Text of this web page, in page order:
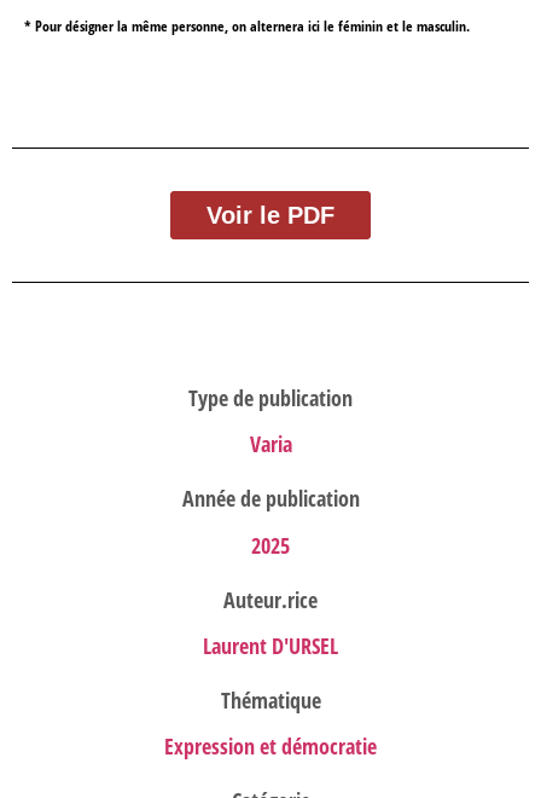
* Pour désigner la même personne, on alternera ici le féminin et le masculin.
Voir le PDF
Type de publication
Varia
Année de publication
2025
Auteur.rice
Laurent D'URSEL
Thématique
Expression et démocratie